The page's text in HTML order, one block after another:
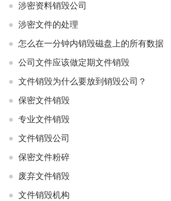
涉密资料销毁公司
涉密文件的处理
怎么在一分钟内销毁磁盘上的所有数据
公司文件应该做定期文件销毁
文件销毁为什么要放到销毁公司？
保密文件销毁
专业文件销毁
文件销毁公司
保密文件粉碎
废弃文件销毁
文件销毁机构